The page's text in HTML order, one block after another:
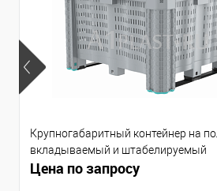
Крупногабаритный контейнер на
вкладываемый и штабелируемый
1200х1000х790 мм
Цена по запросу